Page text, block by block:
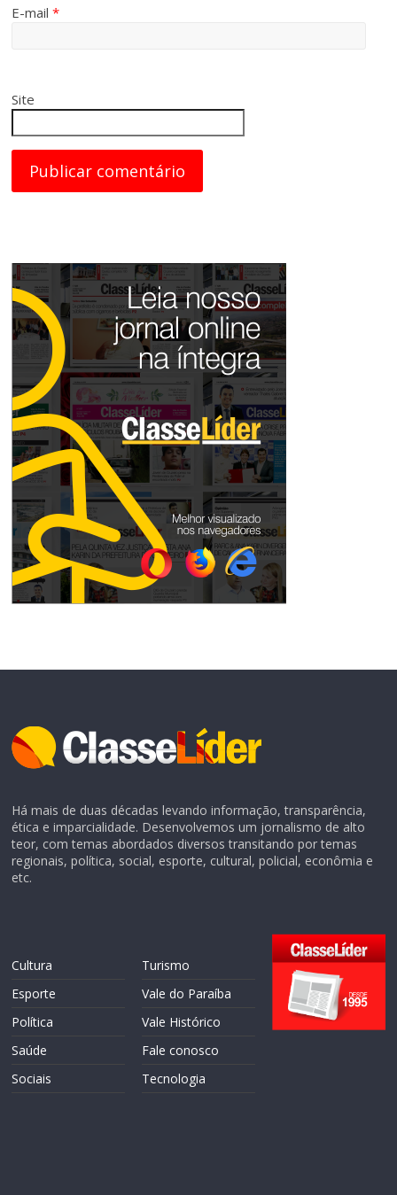
E-mail*
Site
Há mais de duas décadas levando informação, transparência,
ética e imparcialidade. Desenvolvemos um jornalismo de alto
teor, com temas abordados diversos transitando por temas
regionais, política, social, esporte, cultural, policial, econômia e
etc.
Cultura
Esporte
Política
Saúde
Sociais
Turismo
Vale do Paraíba
Vale Histórico
Fale conosco
Tecnologia